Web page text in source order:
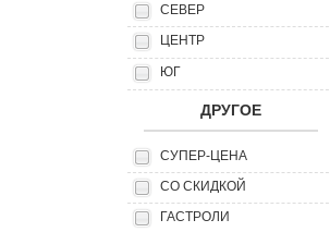
СЕВЕР
ЦЕНТР
ЮГ
ДРУГОЕ
СУПЕР-ЦЕНА
СО СКИДКОЙ
ГАСТРОЛИ